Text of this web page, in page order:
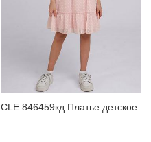
CLE 846459кд Платье детское